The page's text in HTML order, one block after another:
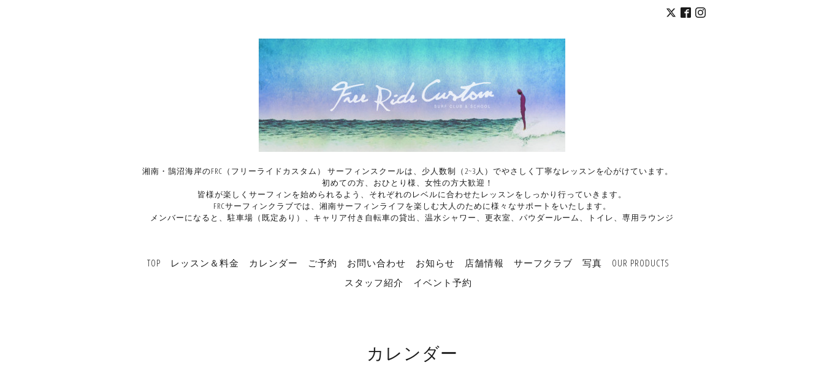
湘南・鵠沼海岸のFRC（フリーライドカスタム） サーフィンスクールは、少人数制（2~3人）でやさしく丁寧なレッスンを心がけています。
初めての方、おひとり様、女性の方大歓迎！
皆様が楽しくサーフィンを始められるよう、それぞれのレベルに合わせたレッスンをしっかり行っていきます。
FRCサーフィンクラブでは、湘南サーフィンライフを楽しむ大人のために様々なサポートをいたします。
メンバーになると、駐車場（既定あり）、キャリア付き自転車の貸出、温水シャワー、更衣室、パウダールーム、トイレ、専用ラウンジ
TOP レッスン＆料金 カレンダー ご予約 お問い合わせ お知らせ 店舗情報 サーフクラブ 写真
OUR PRODUCTS
スタッフ紹介
イベント予約
カレンダー